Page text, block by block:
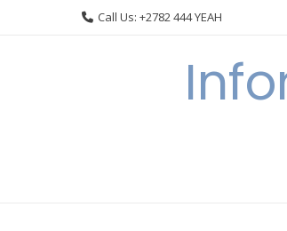
Call Us: +2782 444 YEAH